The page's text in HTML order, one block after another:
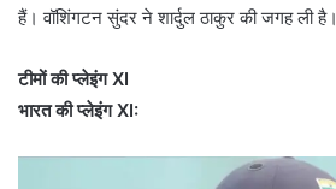
हैं। वॉशिंगटन सुंदर ने शार्दुल ठाकुर की जगह ली है।
टीमों की प्लेइंग XI
भारत की प्लेइंग XI: